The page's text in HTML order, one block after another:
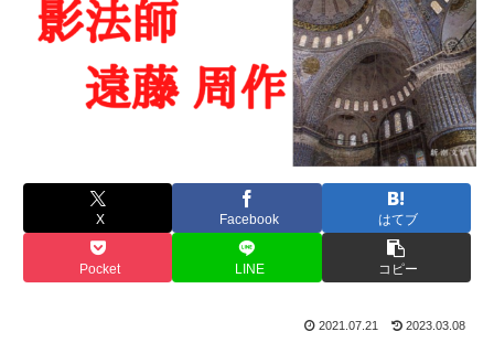
X Facebook はてブ
Pocket LINE コピー
2021.07.21 2023.03.08